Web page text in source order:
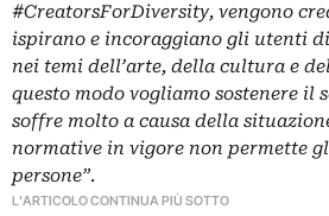
#CreatorsForDiversity, vengono
ispirano e incoraggiano gli utenti
nei temi dell’arte, della cultura e
questo modo vogliamo sostenere il
soffre molto a causa della
normative in vigore non permette
persone”.
L'ARTICOLO CONTINUA PIÙ SOTTO